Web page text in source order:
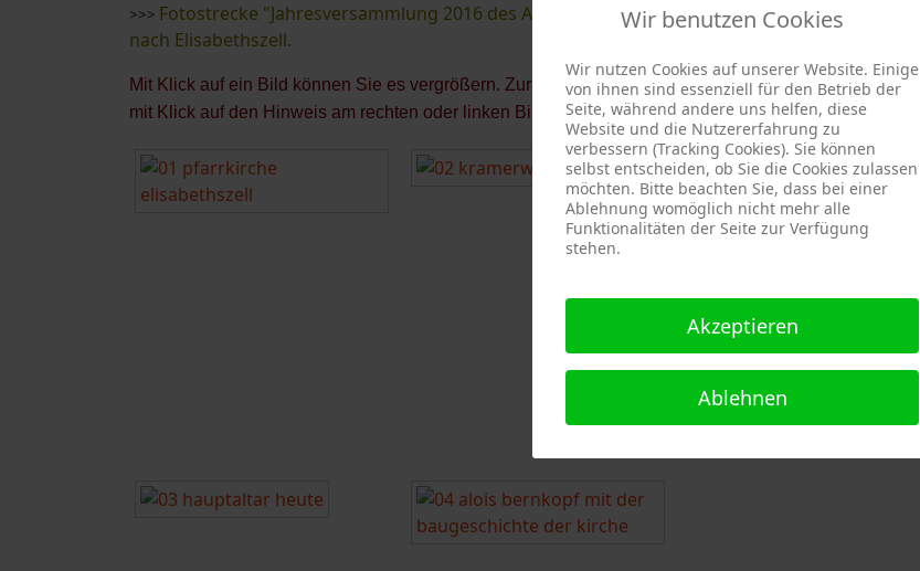
>>> Fotostrecke "Jahresversammlung 2016 des AK Heimatgeschichte Mitterfels mit Exkursion
nach Elisabethszell.
Mit Klick auf ein Bild können Sie es vergrößern. Zur nächsten oder vorhergehenden Bild gelangen Sie
mit Klick auf den Hinweis am rechten oder linken Bildrand.
Wir benutzen Cookies
Wir nutzen Cookies auf unserer Website. Einige
von ihnen sind essenziell für den Betrieb der
Seite, während andere uns helfen, diese
Website und die Nutzererfahrung zu
verbessern (Tracking Cookies). Sie können
selbst entscheiden, ob Sie die Cookies zulassen
möchten. Bitte beachten Sie, dass bei einer
Ablehnung womöglich nicht mehr alle
Funktionalitäten der Seite zur Verfügung
stehen.
Akzeptieren
Ablehnen